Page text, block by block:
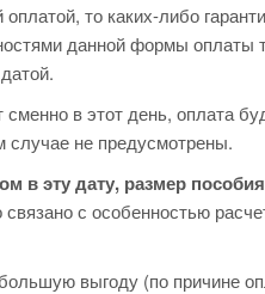
то каких-либо
данной формы оплаты
в этот день, оплата
не предусмотрены.
в эту дату, размер
с особенностью
выгоду (по причине